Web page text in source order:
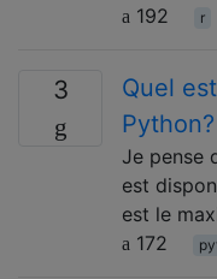
192
r
3
Quel
Python?
Je pense
est
est le
172